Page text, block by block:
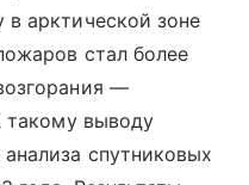
арктической зоне
стал более
—
такому выводу
спутниковых